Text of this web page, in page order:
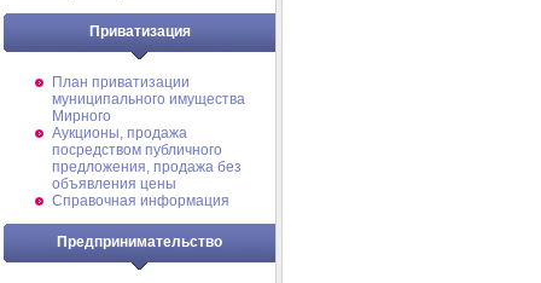
Приватизация
План приватизации
муниципального имущества
Мирного
Аукционы, продажа
посредством публичного
предложения, продажа без
объявления цены
Справочная информация
Предпринимательство